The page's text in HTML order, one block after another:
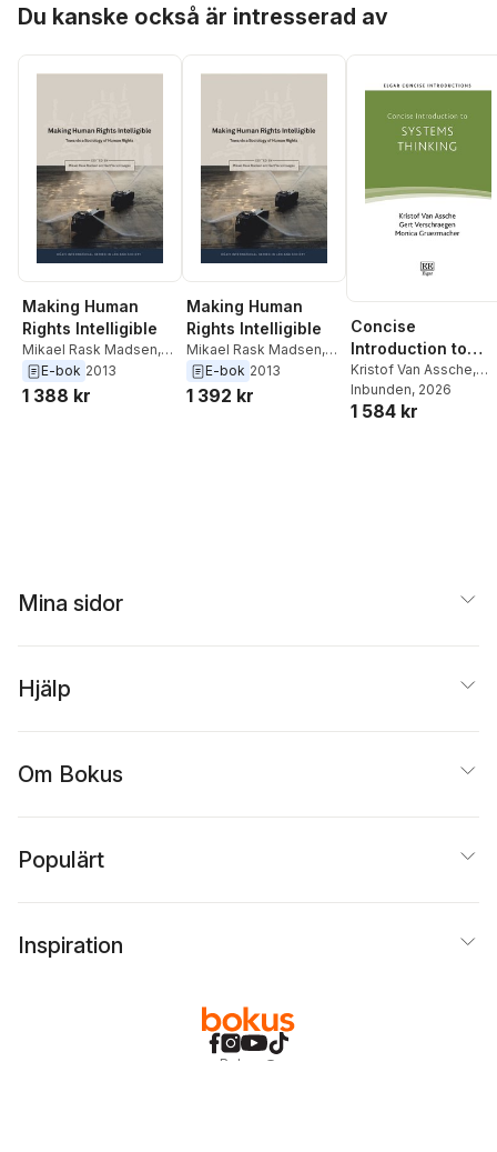
Du kanske också är intresserad av
Making Human
Rights Intelligible
Mikael Rask Madsen,
Gert Verschraegen
E-bok 2013
1 388 kr
Making Human
Rights Intelligible
Mikael Rask Madsen,
Gert Verschraegen
E-bok 2013
1 392 kr
Concise
Introduction to
Systems Thinking
Kristof Van Assche,
Gert Verschraegen
Monica Gruezmacher
Inbunden, 2026
1 584 kr
Mina sidor
Hjälp
Om Bokus
Populärt
Inspiration
Bokus
@